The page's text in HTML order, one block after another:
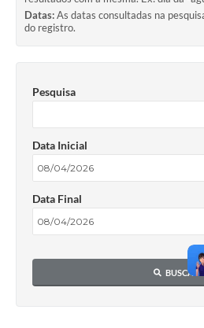
Datas:As datas consultadas na
do registro.
Pesquisa
Data Inicial
Data Final
BUSCAR